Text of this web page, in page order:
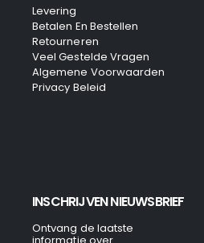
Levering
Betalen En Bestellen
Retourneren
Veel Gestelde Vragen
Algemene Voorwaarden
Privacy Beleid
INSCHRIJVEN NIEUWSBRIEF
Ontvang de laatste